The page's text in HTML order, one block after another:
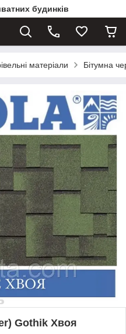
будинків
матеріали Бітумна
Gothik Хвоя